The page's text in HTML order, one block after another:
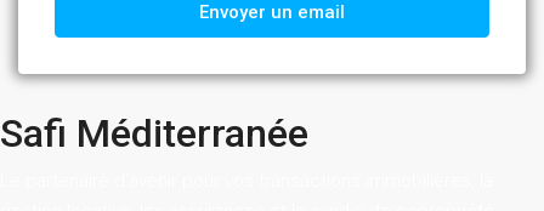
Envoyer un email
Safi Méditerranée